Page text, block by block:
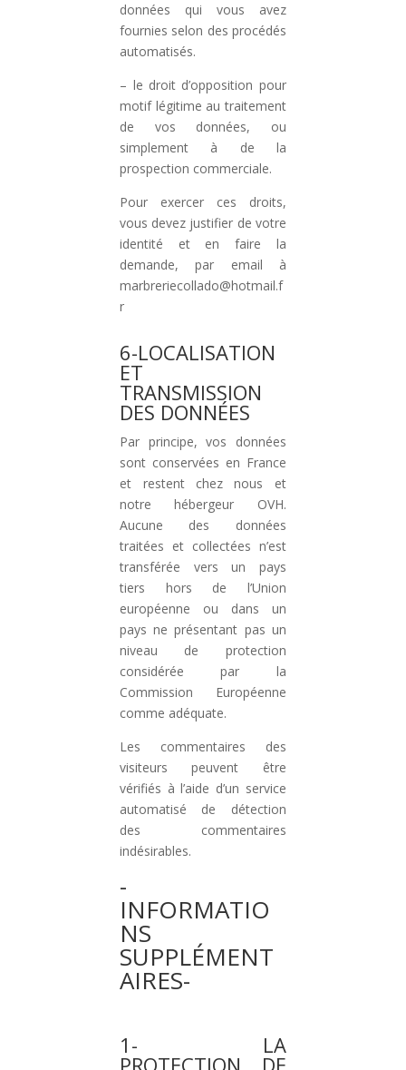
données qui vous avez
fournies selon des procédés
automatisés.
– le droit d’opposition pour
motif légitime au traitement
de vos données, ou
simplement à de la
prospection commerciale.
Pour exercer ces droits,
vous devez justifier de votre
identité et en faire la
demande, par email à
marbreriecollado@hotmail.f
r
6-LOCALISATION
ET
TRANSMISSION
DES DONNÉES
Par principe, vos données
sont conservées en France
et restent chez nous et
notre hébergeur OVH.
Aucune des données
traitées et collectées n’est
transférée vers un pays
tiers hors de l’Union
européenne ou dans un
pays ne présentant pas un
niveau de protection
considérée par la
Commission Européenne
comme adéquate.
Les commentaires des
visiteurs peuvent être
vérifiés à l’aide d’un service
automatisé de détection
des commentaires
indésirables.
-
INFORMATIO
NS
SUPPLÉMENT
AIRES-
1- LA
PROTECTION DE